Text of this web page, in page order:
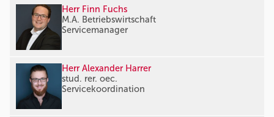
Herr Finn Fuchs
M.A. Betriebswirtschaft
Servicemanager
Herr Alexander Harrer
stud. rer. oec.
Servicekoordination